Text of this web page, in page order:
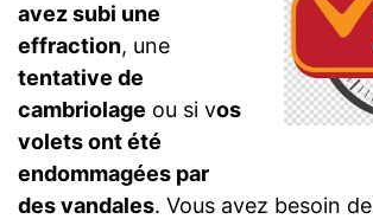
avez subi une
effraction, une
tentative de
cambriolage ou si vos
volets ont été
endommagées par
des vandales. Vous avez besoin de